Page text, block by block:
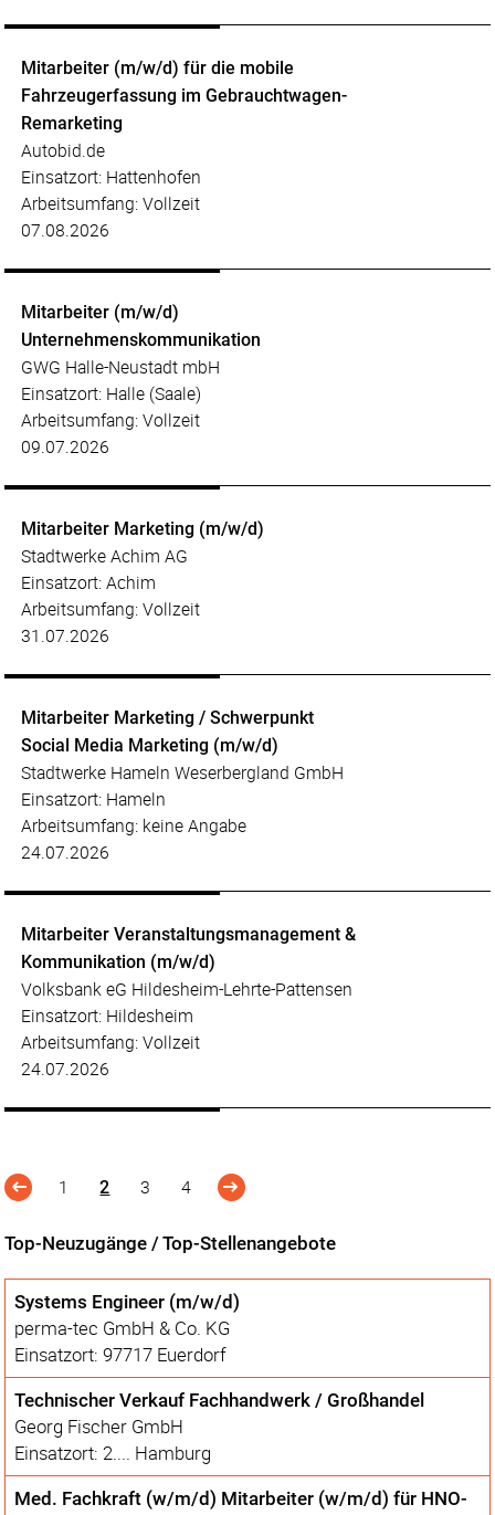
Top-Neuzugänge / Top-Stellenangebote
Systems Engineer (m/w/d)
perma-tec GmbH & Co. KG
Einsatzort: 97717 Euerdorf
Technischer Verkauf Fachhandwerk / Großhandel
Georg Fischer GmbH
Einsatzort: 2.... Hamburg
Med. Fachkraft (w/m/d) Mitarbeiter (w/m/d) für HNO-
Mitarbeiter (m/w/d) für die mobile
Fahrzeugerfassung im Gebrauchtwagen-
Remarketing
Autobid.de
Einsatzort: Hattenhofen
Arbeitsumfang: Vollzeit
07.08.2026
Mitarbeiter (m/w/d)
Unternehmenskommunikation
GWG Halle-Neustadt mbH
Einsatzort: Halle (Saale)
Arbeitsumfang: Vollzeit
09.07.2026
Mitarbeiter Marketing (m/w/d)
Stadtwerke Achim AG
Einsatzort: Achim
Arbeitsumfang: Vollzeit
31.07.2026
Mitarbeiter Marketing / Schwerpunkt
Social Media Marketing (m/w/d)
Stadtwerke Hameln Weserbergland GmbH
Einsatzort: Hameln
Arbeitsumfang: keine Angabe
24.07.2026
Mitarbeiter Veranstaltungsmanagement &
Kommunikation (m/w/d)
Volksbank eG Hildesheim-Lehrte-Pattensen
Einsatzort: Hildesheim
Arbeitsumfang: Vollzeit
24.07.2026
1 2 3 4